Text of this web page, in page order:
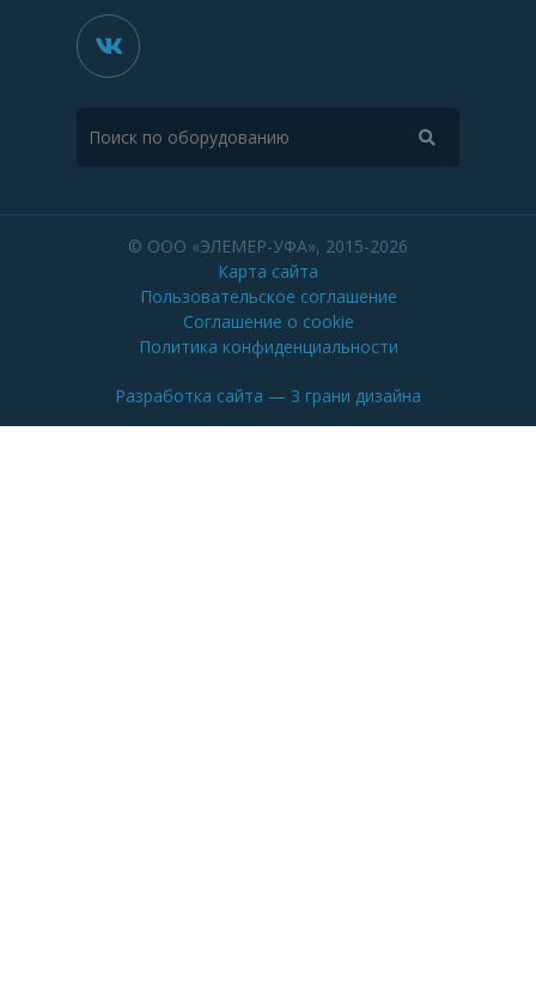
© ООО «ЭЛЕМЕР-УФА», 2015-2026
Карта сайта
Пользовательское соглашение
Соглашение о cookie
Политика конфиденциальности
Разработка сайта — 3 грани дизайна